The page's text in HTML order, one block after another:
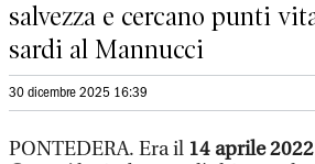
salvezza e cercano punti
sardi al Mannucci
30 dicembre 2025 16:39
PONTEDERA. Era il 14 aprile 2022